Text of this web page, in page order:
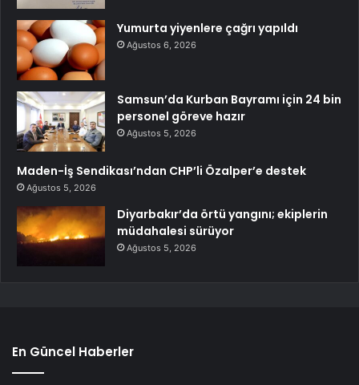
Yumurta yiyenlere çağrı yapıldı
Ağustos 6, 2026
Samsun’da Kurban Bayramı için 24 bin
personel göreve hazır
Ağustos 5, 2026
Maden-İş Sendikası’ndan CHP’li Özalper’e destek
Ağustos 5, 2026
Diyarbakır’da örtü yangını; ekiplerin
müdahalesi sürüyor
Ağustos 5, 2026
En Güncel Haberler